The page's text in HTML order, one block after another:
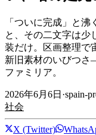
「ついに完成」と
と、その二文字は少
装だけ。区画整理で
新旧素材のいびつ
ファミリア。
2026年6月6日 ·spain-
社会
X (Twitter)